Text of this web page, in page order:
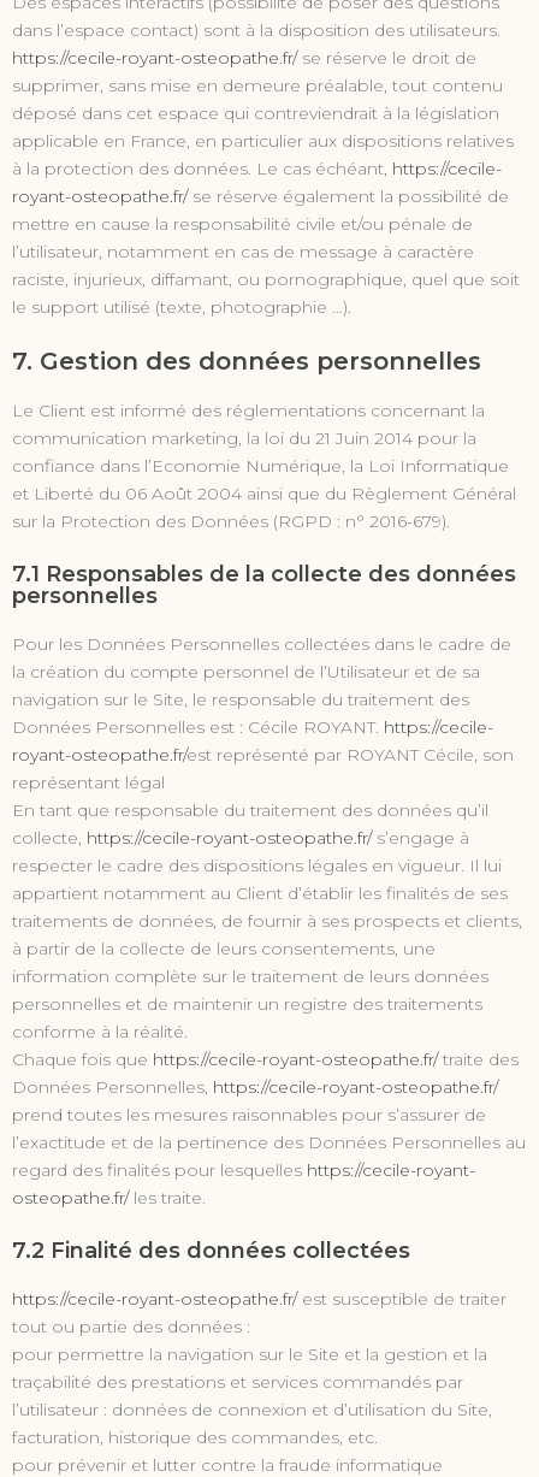
dans l’espace contact) sont à la disposition des utilisateurs.
https://cecile-royant-osteopathe.fr/se réserve le droit de
supprimer, sans mise en demeure préalable, tout contenu
déposé dans cet espace qui contreviendrait à la législation
applicable en France, en particulier aux dispositions relatives
à la protection des données. Le cas échéant, https://cecile-
royant-osteopathe.fr/se réserve également la possibilité de
mettre en cause la responsabilité civile et/ou pénale de
l’utilisateur, notamment en cas de message à caractère
raciste, injurieux, diffamant, ou pornographique, quel que soit
le support utilisé (texte, photographie …).
7. Gestion des données personnelles
Le Client est informé des réglementations concernant la
communication marketing, la loi du 21 Juin 2014 pour la
confiance dans l’Economie Numérique, la Loi Informatique
et Liberté du 06 Août 2004 ainsi que du Règlement Général
sur la Protection des Données (RGPD : n° 2016-679).
7.1 Responsables de la collecte des données
personnelles
Pour les Données Personnelles collectées dans le cadre de
la création du compte personnel de l’Utilisateur et de sa
navigation sur le Site, le responsable du traitement des
Données Personnelles est : Cécile ROYANT. https://cecile-
royant-osteopathe.fr/est représenté par ROYANT Cécile, son
représentant légal
En tant que responsable du traitement des données qu’il
collecte, https://cecile-royant-osteopathe.fr/s’engage à
respecter le cadre des dispositions légales en vigueur. Il lui
appartient notamment au Client d’établir les finalités de ses
traitements de données, de fournir à ses prospects et clients,
à partir de la collecte de leurs consentements, une
information complète sur le traitement de leurs données
personnelles et de maintenir un registre des traitements
conforme à la réalité.
Chaque fois que https://cecile-royant-osteopathe.fr/traite des
Données Personnelles, https://cecile-royant-osteopathe.fr/
prend toutes les mesures raisonnables pour s’assurer de
l’exactitude et de la pertinence des Données Personnelles au
regard des finalités pour lesquelles https://cecile-royant-
osteopathe.fr/les traite.
7.2 Finalité des données collectées
https://cecile-royant-osteopathe.fr/est susceptible de traiter
tout ou partie des données :
pour permettre la navigation sur le Site et la gestion et la
traçabilité des prestations et services commandés par
l’utilisateur : données de connexion et d’utilisation du Site,
facturation, historique des commandes, etc.
pour prévenir et lutter contre la fraude informatique